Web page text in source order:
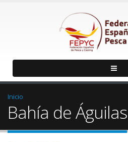
Inicio
Bahía de Águilas